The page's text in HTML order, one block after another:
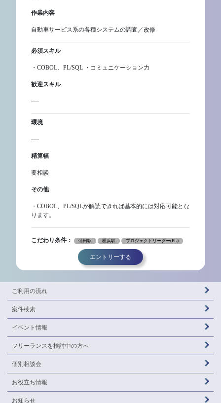
作業内容
自動車サービス系の各種システムの調査／改修
必須スキル
・COBOL、PL/SQL ・コミュニケーション力
歓迎スキル
----
環境
----
精算幅
要相談
その他
・COBOL、PL/SQLが解読できれば基本的には対応可能とな
ります。
こだわり条件： 蒲田駅 横浜駅 プロジェクトリーダー(PL)
エントリーする
ご利用の流れ
案件検索
イベント情報
フリーランスを検討中の方へ
個別相談会
お役立ち情報
お知らせ